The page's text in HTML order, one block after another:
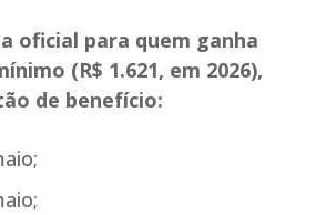
oficial para quem ganha
(R$ 1.621, em 2026),
de benefício: